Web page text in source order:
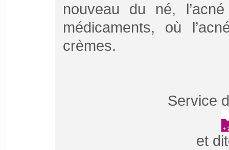
nouveau du né,
médicaments, où
crèmes.
Service
et